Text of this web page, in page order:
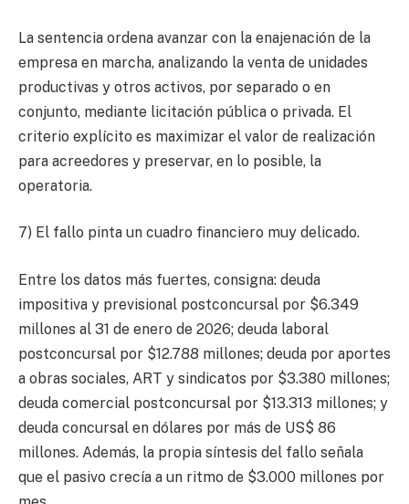
La sentencia ordena avanzar con la enajenación de la
empresa en marcha, analizando la venta de unidades
productivas y otros activos, por separado o en
conjunto, mediante licitación pública o privada. El
criterio explícito es maximizar el valor de realización
para acreedores y preservar, en lo posible, la
operatoria.
7) El fallo pinta un cuadro financiero muy delicado.
Entre los datos más fuertes, consigna: deuda
impositiva y previsional postconcursal por $6.349
millones al 31 de enero de 2026; deuda laboral
postconcursal por $12.788 millones; deuda por aportes
a obras sociales, ART y sindicatos por $3.380 millones;
deuda comercial postconcursal por $13.313 millones; y
deuda concursal en dólares por más de US$ 86
millones. Además, la propia síntesis del fallo señala
que el pasivo crecía a un ritmo de $3.000 millones por